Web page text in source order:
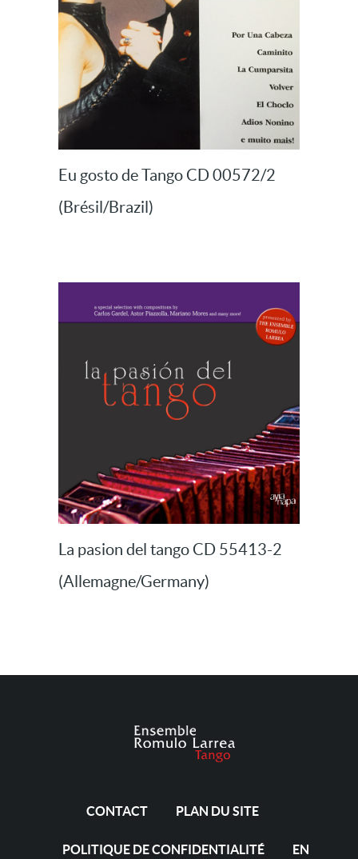
Eu gosto de Tango CD 00572/2
(Brésil/Brazil)
La pasion del tango CD 55413-2
(Allemagne/Germany)
CONTACT PLAN DU SITE
POLITIQUE DE CONFIDENTIALITÉ EN